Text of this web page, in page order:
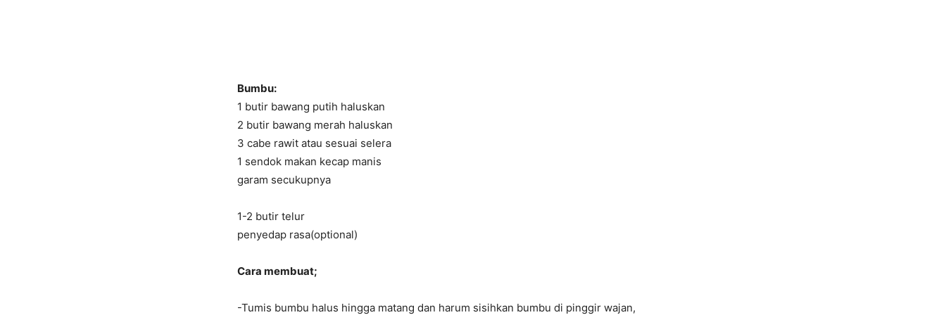
Bumbu:
1 butir bawang putih haluskan
2 butir bawang merah haluskan
3 cabe rawit atau sesuai selera
1 sendok makan kecap manis
garam secukupnya
1-2 butir telur
penyedap rasa(optional)
Cara membuat;
-Tumis bumbu halus hingga matang dan harum sisihkan bumbu di pinggir wajan,